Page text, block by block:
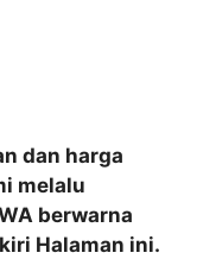
dan harga
melalu
berwarna
Halaman ini.